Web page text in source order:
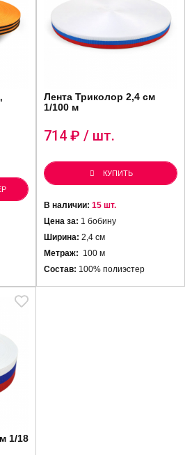
Лента Триколор 2,4 см
1/100 м
714 ₽ / шт.
КУПИТЬ
В наличии: 15 шт.
Цена за: 1 бобину
Ширина: 2,4 см
Метраж: 100 м
Состав: 100% полиэстер
1/18